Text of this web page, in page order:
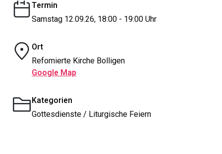
Termin
Samstag 12.09.26, 18:00 - 19:00 Uhr
Ort
Refomierte Kirche Bolligen
Google Map
Kategorien
Gottesdienste / Liturgische Feiern